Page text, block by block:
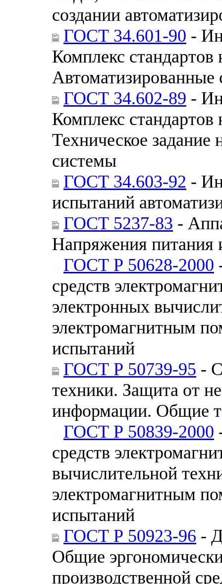
создании
ГОСТ 34.601-90 -
Комплекс
Автоматизированные
ГОСТ 34.602-89 -
Комплекс
Техническое задание
системы
ГОСТ 34.603-92 -
испытаний
ГОСТ 5237-83 -
Напряжения питания
ГОСТ Р 50628-2000
средств
электронных
электромагнитным
испытаний
ГОСТ Р 50739-95 -
техники. Защита от
информации. Общие
ГОСТ Р 50839-2000
средств
вычислительной
электромагнитным
испытаний
ГОСТ Р 50923-96 -
Общие
производственной